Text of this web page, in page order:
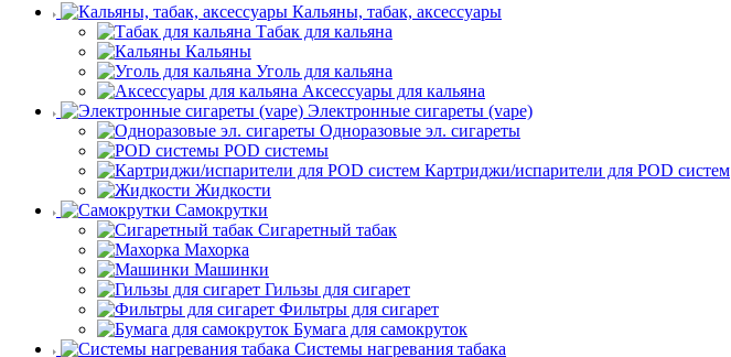
Кальяны, табак, аксессуары
Табак для кальяна
Кальяны
Уголь для кальяна
Аксессуары для кальяна
Электронные сигареты (vape)
Одноразовые эл. сигареты
POD системы
Картриджи/испарители для POD систем
Жидкости
Самокрутки
Сигаретный табак
Махорка
Машинки
Гильзы для сигарет
Фильтры для сигарет
Бумага для самокруток
Системы нагревания табака